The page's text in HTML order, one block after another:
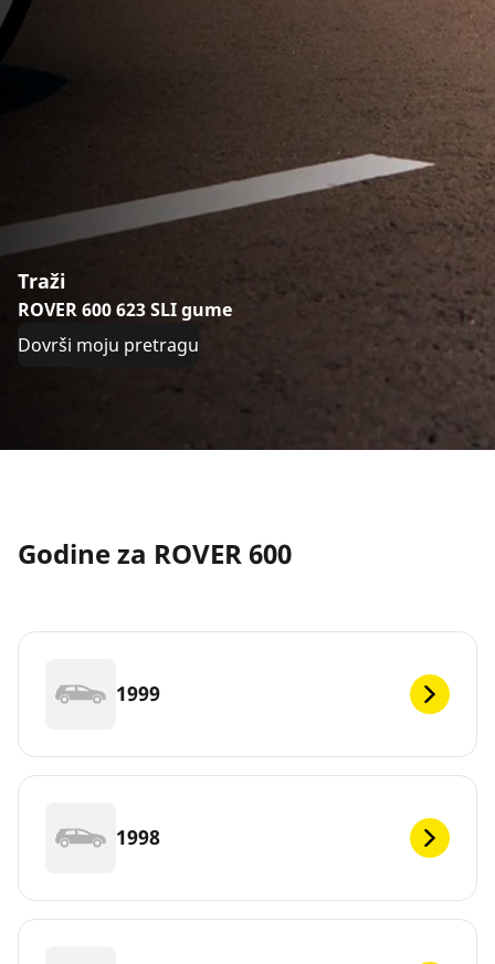
Traži
ROVER 600 623 SLI gume
Dovrši moju pretragu
Godine za ROVER 600
1999
1998